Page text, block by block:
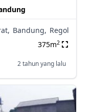
Bandung, Regol
375m2
2 tahun yang lalu